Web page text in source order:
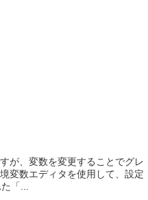
が、変数を変更することでグレ
変数エディタを使用して、設定
「...